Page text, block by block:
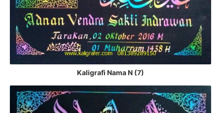
Kaligrafi Nama N (7)